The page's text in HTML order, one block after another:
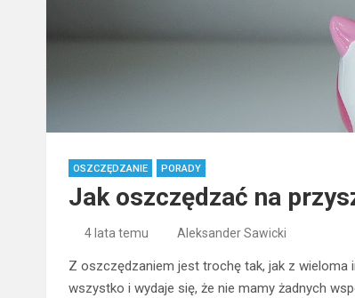
OSZCZĘDZANIE PORADY
Jak oszczędzać na
4 lata temu Aleksander Sawicki
Z oszczędzaniem jest trochę tak, jak z
wszystko i wydaje się, że nie mamy żadnych